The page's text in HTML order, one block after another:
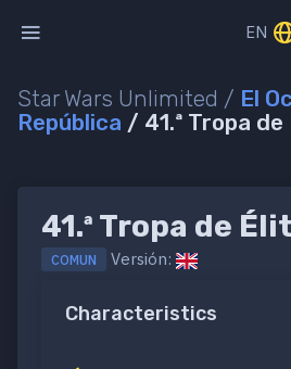
EN
Star Wars Unlimited / El
República / 41.ª Tropa de
41.ª Tropa de
COMUN Versión:
Characteristics